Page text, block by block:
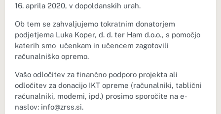
16. aprila 2020, v dopoldanskih urah.
Ob tem se zahvaljujemo tokratnim donatorjem
podjetjema Luka Koper, d. d. ter Ham d.o.o., s pomočjo
katerih smo učenkam in učencem zagotovili
računalniško opremo.
Vašo odločitev za finančno podporo projekta ali
odločitev za donacijo IKT opreme (računalniki, tablični
računalniki, modemi, ipd.) prosimo sporočite na e-
naslov: info@zrss.si.